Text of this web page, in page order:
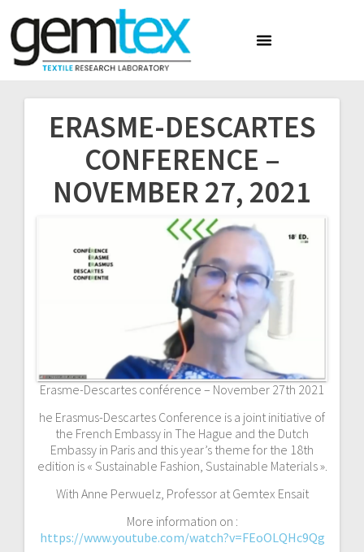
ERASME-DESCARTES
CONFERENCE –
NOVEMBER 27, 2021
Erasme-Descartes conférence – November 27th 2021
he Erasmus-Descartes Conference is a joint initiative of
the French Embassy in The Hague and the Dutch
Embassy in Paris and this year’s theme for the 18th
edition is « Sustainable Fashion, Sustainable Materials ».
With Anne Perwuelz, Professor at Gemtex Ensait
More information on :
https://www.youtube.com/watch?v=FEoOLQHc9Qg